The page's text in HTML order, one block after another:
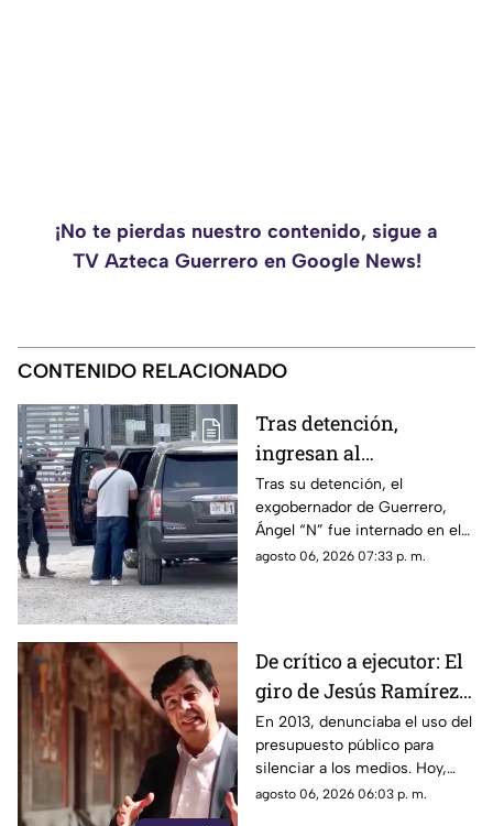
¡No te pierdas nuestro contenido, sigue a
TV Azteca Guerrero en Google News!
CONTENIDO RELACIONADO
Tras detención,
ingresan al
exgobernador Ángel
"N" al penal del
Altiplano
Tras su detención, el
exgobernador de Guerrero,
Ángel “N” fue internado en el
penal del Altiplano; esto es lo
agosto 06, 2026 07:33 p. m.
De crítico a ejecutor: El
giro de Jesús Ramírez
Cuevas sobre la
censura y la publicidad
oficial
En 2013, denunciaba el uso del
presupuesto público para
silenciar a los medios. Hoy,
Jesús Ramírez Cuevas es
agosto 06, 2026 06:03 p. m.